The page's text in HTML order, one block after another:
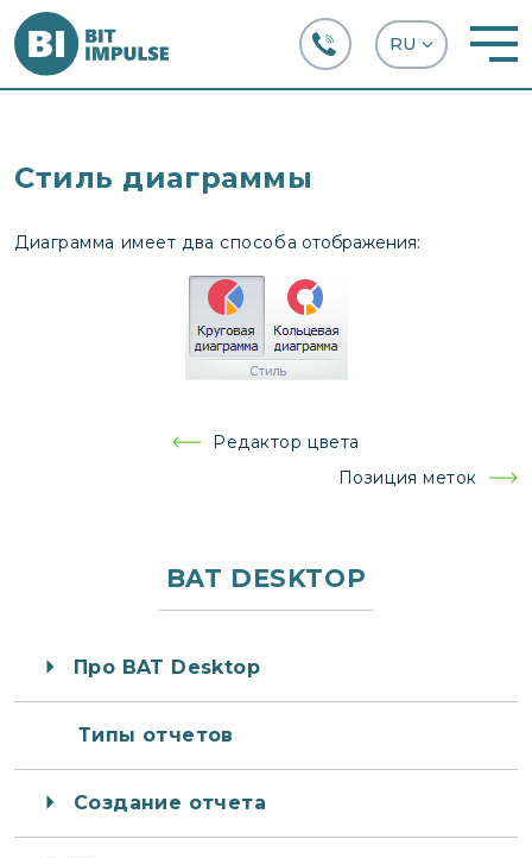
Стиль диаграммы
Диаграмма имеет два способа отображения:
Навигация
Редактор цвета
Позиция меток
BAT DESKTOP
Про BAT Desktop
Типы отчетов
Создание отчета